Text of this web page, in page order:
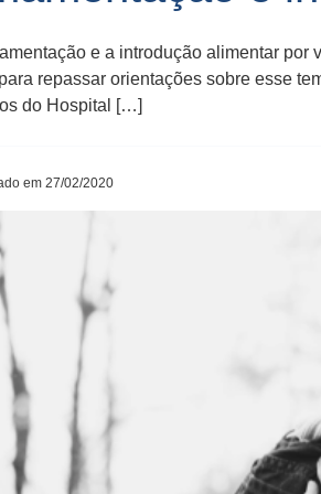
e a introdução alimentar por
repassar orientações sobre esse
do Hospital […]
em 27/02/2020